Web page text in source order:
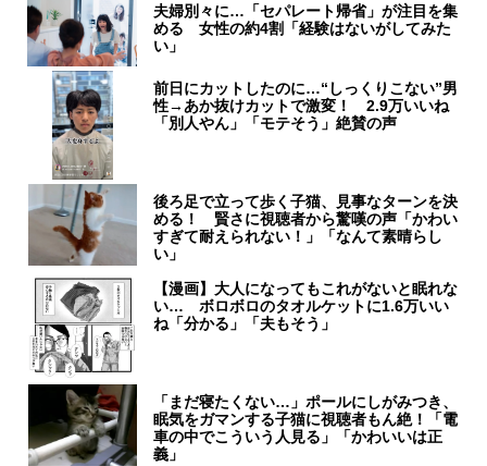
夫婦別々に…「セパレート帰省」が注目を集
める 女性の約4割「経験はないがしてみた
い」
前日にカットしたのに…“しっくりこない”男
性→あか抜けカットで激変！ 2.9万いいね
「別人やん」「モテそう」絶賛の声
後ろ足で立って歩く子猫、見事なターンを決
める！ 賢さに視聴者から驚嘆の声「かわい
すぎて耐えられない！」「なんて素晴らし
い」
【漫画】大人になってもこれがないと眠れな
い… ボロボロのタオルケットに1.6万いい
ね「分かる」「夫もそう」
「まだ寝たくない…」ポールにしがみつき、
眠気をガマンする子猫に視聴者もん絶！「電
車の中でこういう人見る」「かわいいは正
義」